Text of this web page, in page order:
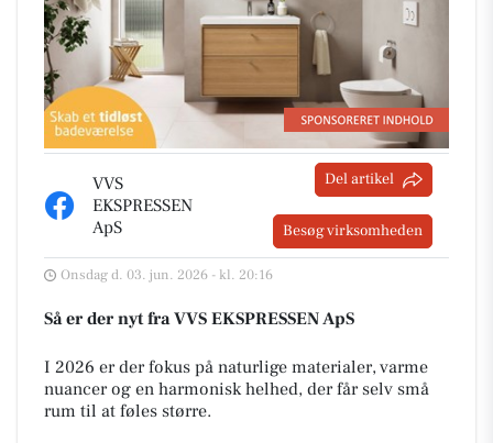
VVS
EKSPRESSEN
ApS
Del artikel
Besøg virksomheden
Onsdag d. 03. jun. 2026 - kl. 20:16
Så er der nyt fra VVS EKSPRESSEN ApS
I 2026 er der fokus på naturlige materialer, varme
nuancer og en harmonisk helhed, der får selv små
rum til at føles større.